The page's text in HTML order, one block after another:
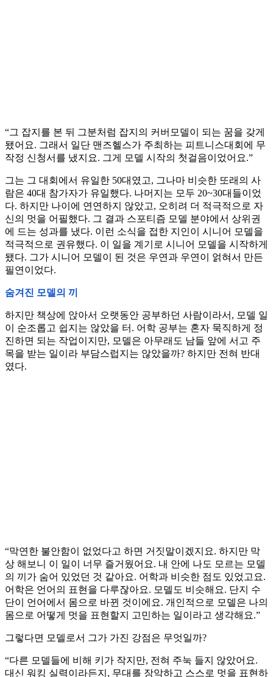
“그 잡지를 본 뒤 그분처럼 잡지의 커버모델이 되는 꿈을 갖게
됐어요. 그래서 일단 맨즈헬스가 주최하는 피트니스대회에 무
작정 신청서를 냈지요. 그게 모델 시작의 첫걸음이었어요.”
그는 그 대회에서 유일한 50대였고, 그나마 비슷한 또래의 사
람은 40대 참가자가 유일했다. 나머지는 모두 20~30대들이었
다. 하지만 나이에 연연하지 않았고, 오히려 더 적극적으로 자
신의 멋을 어필했다. 그 결과 스포티즘 모델 분야에서 상위권
에 드는 성과를 냈다. 이런 소식을 접한 지인이 시니어 모델을
적극적으로 권유했다. 이 일을 계기로 시니어 모델을 시작하게
됐다. 그가 시니어 모델이 된 것은 우연과 우연이 얽혀서 만든
필연이었다.
숨겨진 모델의 끼
하지만 책상에 앉아서 오랫동안 공부하던 사람이라서, 모델 일
이 순조롭고 쉽지는 않았을 터. 어학 공부는 혼자 묵직하게 정
진하면 되는 작업이지만, 모델은 아무래도 남들 앞에 서고 주
목을 받는 일이라 부담스럽지는 않았을까? 하지만 전혀 반대
였다.
“막연한 불안함이 없었다고 하면 거짓말이겠지요. 하지만 막
상 해보니 이 일이 너무 즐거웠어요. 내 안에 나도 모르는 모델
의 끼가 숨어 있었던 것 같아요. 어학과 비슷한 점도 있었고요.
어학은 언어의 표현을 다루잖아요. 모델도 비슷해요. 단지 수
단이 언어에서 몸으로 바뀐 것이에요. 개인적으로 모델은 나의
몸으로 어떻게 멋을 표현할지 고민하는 일이라고 생각해요.”
그렇다면 모델로서 그가 가진 강점은 무엇일까?
“다른 모델들에 비해 키가 작지만, 전혀 주눅 들지 않았어요.
대신 워킹 실력이라든지, 무대를 장악하고 스스로 멋을 표현하